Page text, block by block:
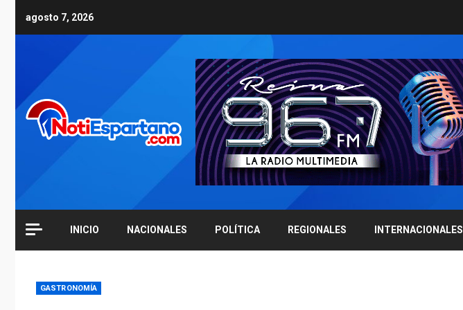
agosto 7, 2026
INICIO NACIONALES POLÍTICA REGIONALES INTERNACIONALES
GASTRONOMÍA